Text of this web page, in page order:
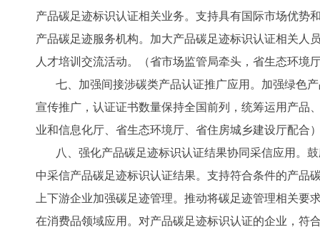
产品碳足迹标识认证相关业务。支持具有国际市场优势
产品碳足迹服务机构。加大产品碳足迹标识认证相关人
人才培训交流活动。（省市场监管局牵头，省生态环境
七、加强间接涉碳类产品认证推广应用。加强绿色
宣传推广，认证证书数量保持全国前列，统筹运用产品
业和信息化厅、省生态环境厅、省住房城乡建设厅配合
八、强化产品碳足迹标识认证结果协同采信应用。
中采信产品碳足迹标识认证结果。支持符合条件的产品
上下游企业加强碳足迹管理。推动将碳足迹管理相关
在消费品领域应用。对产品碳足迹标识认证的企业，符